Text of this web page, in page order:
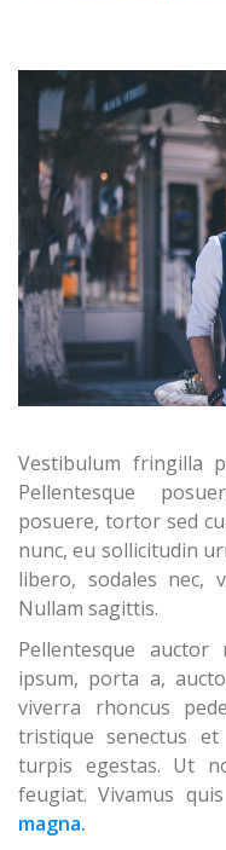
Vestibulum fringilla
Pellentesque
posuere, tortor sed
nunc, eu sollicitudin
libero, sodales nec,
Nullam sagittis.
Pellentesque
ipsum, porta a,
viverra rhoncus
tristique senectus
turpis egestas. Ut
feugiat. Vivamus
magna.